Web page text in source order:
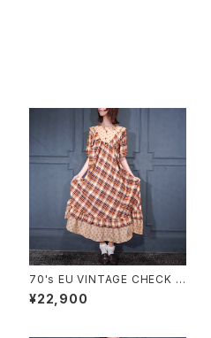
70's EU VINTAGE CHECK P
ATTERNED FRILL DESIGN
HALF SLEEVE ONE PIECE/7
¥22,900